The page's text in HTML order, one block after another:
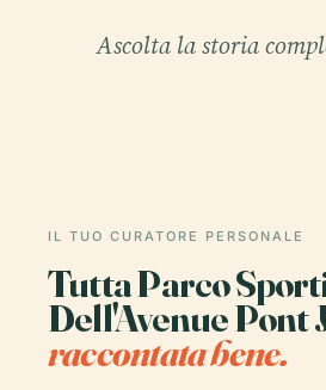
Ascolta la storia
IL TUO CURATORE PERSONALE
Tutta Parco
Dell'Avenue Pont
raccontata bene.